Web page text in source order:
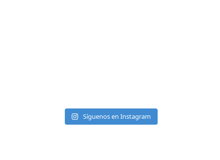
Síguenos en Instagram